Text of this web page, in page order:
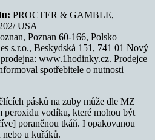
PROCTER & GAMBLE,
USA
Poznan 60-166, Polsko
s.r.o., Beskydská 151, 741 01 Nový
www.1hodinky.cz. Prodejce
spotřebitele o nutnosti
pásků na zuby může dle MZ
vodíku, které mohou být
poraněnou tkáň. I opakovanou
u kuřáků.